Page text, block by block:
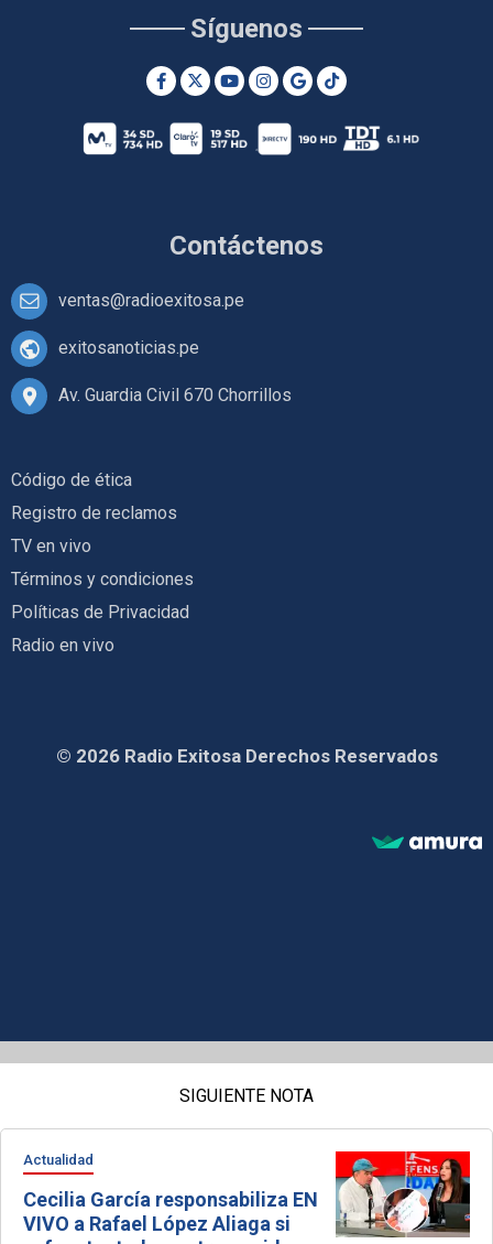
Contáctenos
ventas@radioexitosa.pe
exitosanoticias.pe
Av. Guardia Civil 670 Chorrillos
Síguenos
Código de ética
Registro de reclamos
TV en vivo
Términos y condiciones
Políticas de Privacidad
Radio en vivo
© 2026 Radio Exitosa Derechos Reservados
SIGUIENTE NOTA
Actualidad
Cecilia García responsabiliza EN
VIVO a Rafael López Aliaga si